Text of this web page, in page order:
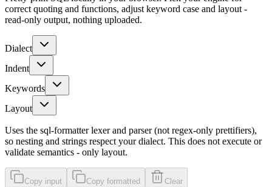
correct quoting and functions, adjust keyword case and layout -
read-only output, nothing uploaded.
Dialect
Indent
Keywords
Layout
Uses the sql-formatter lexer and parser (not regex-only prettifiers),
so nesting and strings respect your dialect. This does not execute or
validate semantics - only layout.
Copy input Copy formatted Clear